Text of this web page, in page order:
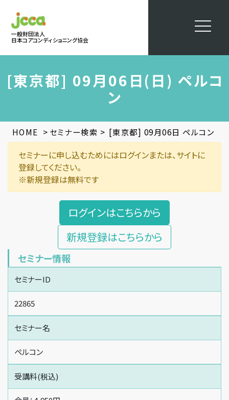
一般財団法人
日本コアコンディショニング協会
[東京都] 09月06日(日) ペルコ
ン
HOME > セミナー検索 > [東京都] 09月06日 ペルコン
セミナーに申し込むためにはログインまたは、サイトに
登録してください。
※新規登録は無料です
ログインはこちらから
新規登録はこちらから
セミナー情報
セミナーID
22865
セミナー名
ペルコン
受講料(税込)